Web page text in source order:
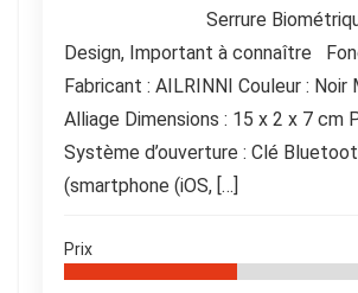
Serrure
Design, Important à connaître
Fabricant : AILRINNI Couleur : Noir
Alliage Dimensions : ‎‎15 x 2 x 7 cm
Système d’ouverture : Clé
(smartphone (iOS, […]
Prix